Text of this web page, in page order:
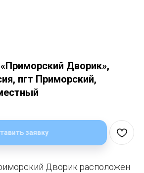
Дворик»,
пгт Приморский,
заявку
Дворик расположен